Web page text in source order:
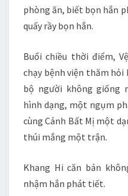
phòng ăn, biết bọn hắn
quấy rầy bọn hắn.
Buổi chiều thời điểm,
chạy bệnh viện thăm
bộ người không giống
hình dạng, một ngụm
cùng Cảnh Bất Mị một
thúi mắng một trận.
Khang Hi căn bản
nhậm hắn phát tiết.